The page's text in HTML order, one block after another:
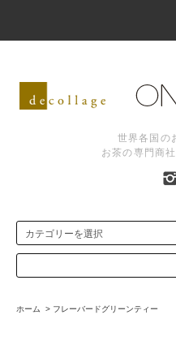
世界各国の
お茶の専門商
ホーム > フレーバードグリーンティー